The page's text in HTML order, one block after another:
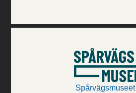
Spårvägsmuseet